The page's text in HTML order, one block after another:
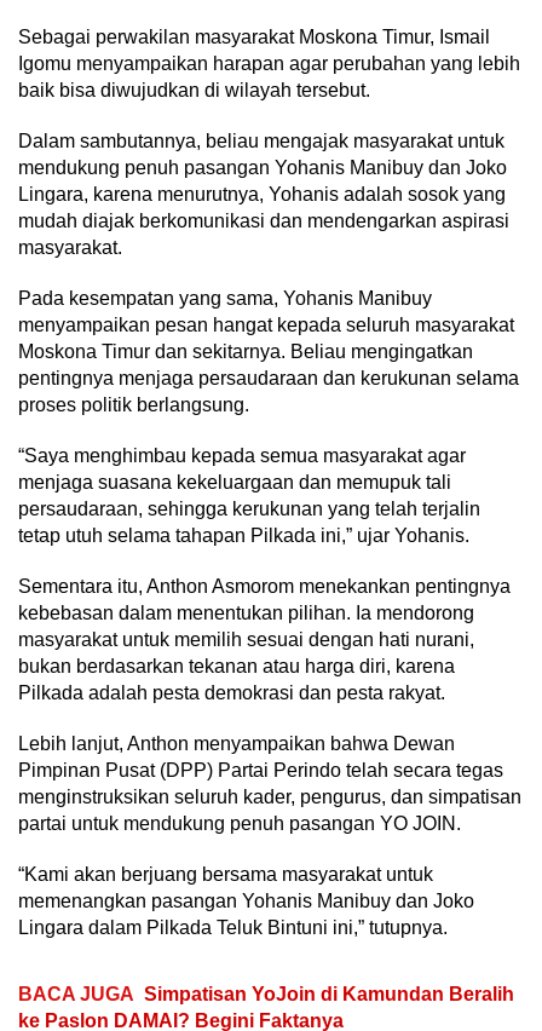
Sebagai perwakilan masyarakat Moskona Timur, Ismail
Igomu menyampaikan harapan agar perubahan yang lebih
baik bisa diwujudkan di wilayah tersebut.
Dalam sambutannya, beliau mengajak masyarakat untuk
mendukung penuh pasangan Yohanis Manibuy dan Joko
Lingara, karena menurutnya, Yohanis adalah sosok yang
mudah diajak berkomunikasi dan mendengarkan aspirasi
masyarakat.
Pada kesempatan yang sama, Yohanis Manibuy
menyampaikan pesan hangat kepada seluruh masyarakat
Moskona Timur dan sekitarnya. Beliau mengingatkan
pentingnya menjaga persaudaraan dan kerukunan selama
proses politik berlangsung.
“Saya menghimbau kepada semua masyarakat agar
menjaga suasana kekeluargaan dan memupuk tali
persaudaraan, sehingga kerukunan yang telah terjalin
tetap utuh selama tahapan Pilkada ini,” ujar Yohanis.
Sementara itu, Anthon Asmorom menekankan pentingnya
kebebasan dalam menentukan pilihan. Ia mendorong
masyarakat untuk memilih sesuai dengan hati nurani,
bukan berdasarkan tekanan atau harga diri, karena
Pilkada adalah pesta demokrasi dan pesta rakyat.
Lebih lanjut, Anthon menyampaikan bahwa Dewan
Pimpinan Pusat (DPP) Partai Perindo telah secara tegas
menginstruksikan seluruh kader, pengurus, dan simpatisan
partai untuk mendukung penuh pasangan YO JOIN.
“Kami akan berjuang bersama masyarakat untuk
memenangkan pasangan Yohanis Manibuy dan Joko
Lingara dalam Pilkada Teluk Bintuni ini,” tutupnya.
BACA JUGA Simpatisan YoJoin di Kamundan Beralih
ke Paslon DAMAI? Begini Faktanya